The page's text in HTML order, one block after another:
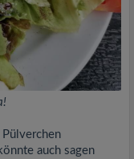
auch sagen